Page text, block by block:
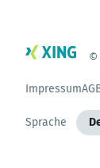
©
Impressum
Sprache